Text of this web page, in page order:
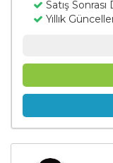
Satış
Yıllık